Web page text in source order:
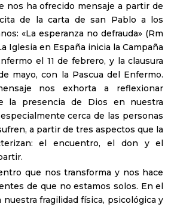
nos ha ofrecido mensaje a partir de
de la carta de san Pablo a los
«La esperanza no defrauda» (Rm
Iglesia en España inicia la Campaña
el 11 de febrero, y la clausura
mayo, con la Pascua del Enfermo.
nos exhorta a reflexionar
la presencia de Dios en nuestra
cerca de las personas
a partir de tres aspectos que la
el encuentro, el don y el
que nos transforma y nos hace
de que no estamos solos. En el
fragilidad física, psicológica y